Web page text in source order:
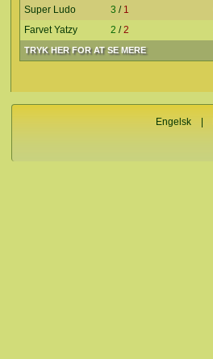
TRYK HER FOR AT SE MERE
Super Ludo
3 / 1
Farvet Yatzy
2 /2
Engelsk